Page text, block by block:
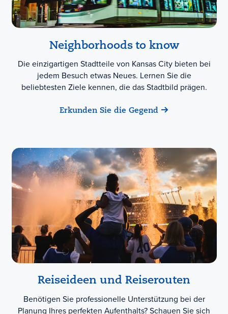
Neighborhoods to know
Die einzigartigen Stadtteile von Kansas City bieten bei
jedem Besuch etwas Neues. Lernen Sie die
beliebtesten Ziele kennen, die das Stadtbild prägen.
Erkunden Sie die Gegend
Reiseideen und Reiserouten
Benötigen Sie professionelle Unterstützung bei der
Planung Ihres perfekten Aufenthalts? Schauen Sie sich